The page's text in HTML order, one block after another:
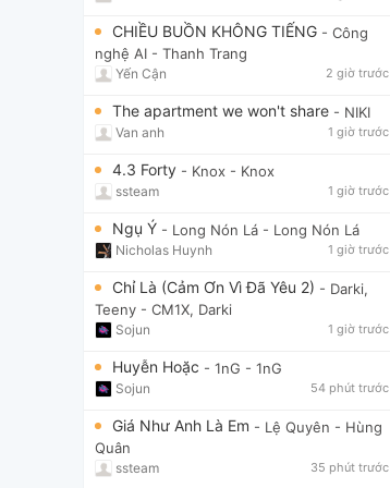
CHIỀU BUỒN KHÔNG TIẾNG - Công
nghệ AI - Thanh Trang
Yến Cận 2 giờ trước
The apartment we won't share - NIKI
Van anh 1 giờ trước
4.3 Forty - Knox - Knox
ssteam 1 giờ trước
Ngụ Ý - Long Nón Lá - Long Nón Lá
Nicholas Huynh 1 giờ trước
Chỉ Là (Cảm Ơn Vì Đã Yêu 2) - Darki,
Teeny - CM1X, Darki
Sojun 1 giờ trước
Huyễn Hoặc - 1nG - 1nG
Sojun 54 phút trước
Giá Như Anh Là Em - Lệ Quyên - Hùng
Quân
ssteam 35 phút trước